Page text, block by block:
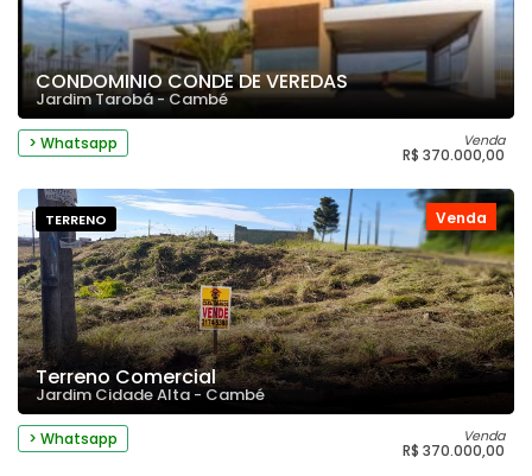
CONDOMINIO CONDE DE VEREDAS
Jardim Tarobá - Cambé
> Whatsapp Venda
R$ 370.000,00
Venda
TERRENO
Terreno Comercial
Jardim Cidade Alta - Cambé
> Whatsapp Venda
R$ 370.000,00